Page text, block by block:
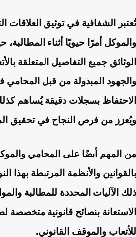
تُعتبر الشفافية في توثيق العلاقات
والموكل أمرًا حيويًا أثناء
الوثائق جميع التفاصيل المتعلقة
والجهود المبذولة من قبل المحامي
الاحتفاظ بسجلات دقيقة يُساهم
ويُعزز من فرص النجاح في تحقيق
من المهم أيضًا على المحامي
بالقوانين والأنظمة المرتبطة بهذا
ذلك الآليات المحددة للمطالبة
الاستعانة بنصائح قانونية متخصصة
للأتعاب والموقف القانوني.